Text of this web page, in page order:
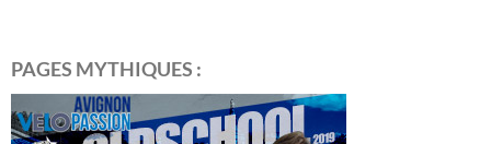
PAGES MYTHIQUES :